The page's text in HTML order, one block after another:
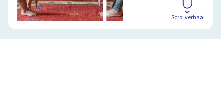
Scrollverhaal